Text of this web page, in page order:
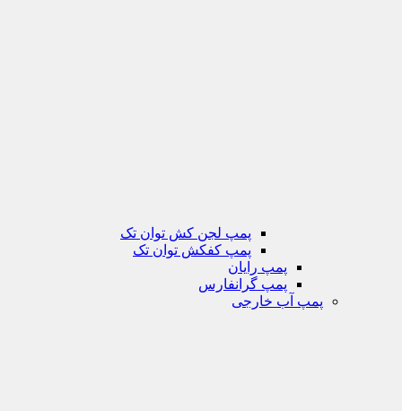
پمپ لجن کش توان تک
پمپ کفکش توان تک
پمپ رایان
پمپ گرانفارس
پمپ آب خارجی